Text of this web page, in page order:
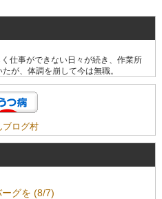
仕事ができない日々が続き、作業所
が、体調を崩して今は無職。
ブログ村
グを (8/7)